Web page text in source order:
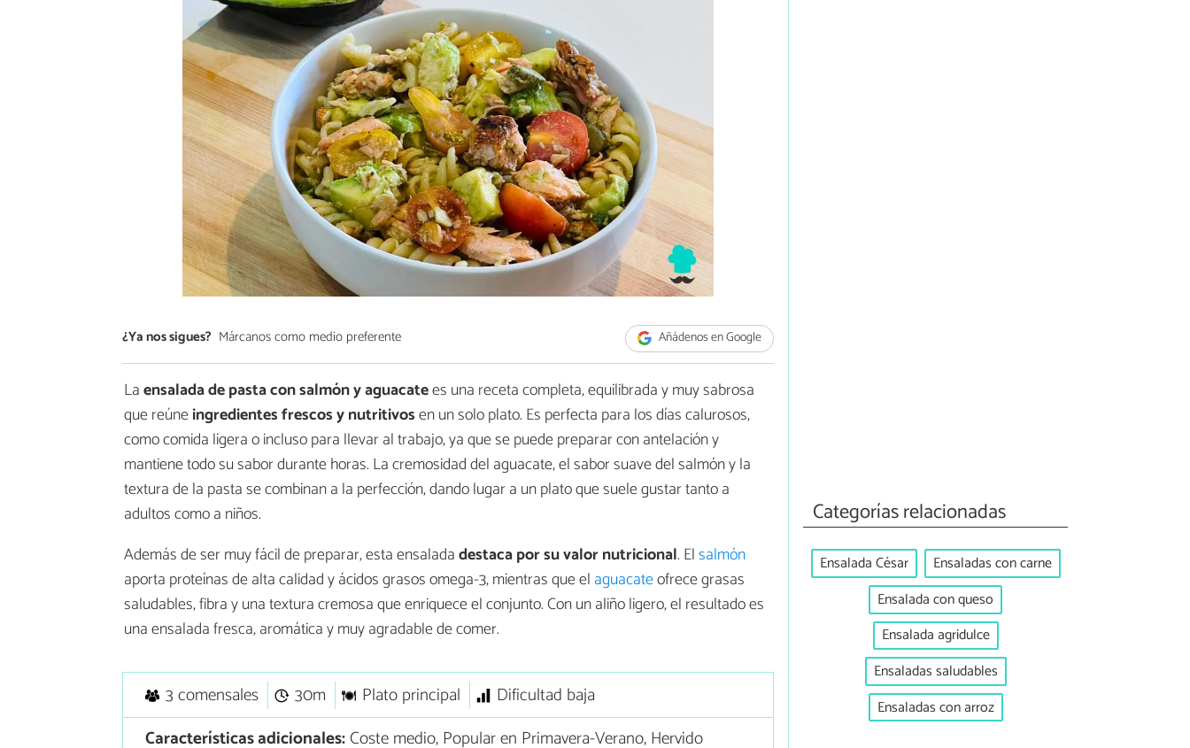
¿Ya nos sigues? Márcanos como medio preferente Añádenos en Google
Laensalada de pasta con salmón y aguacatees una receta completa, equilibrada y muy sabrosa
que reúneingredientes frescos y nutritivosen un solo plato. Es perfecta para los días calurosos,
como comida ligera o incluso para llevar al trabajo, ya que se puede preparar con antelación y
mantiene todo su sabor durante horas. La cremosidad del aguacate, el sabor suave del salmón y la
textura de la pasta se combinan a la perfección, dando lugar a un plato que suele gustar tanto a
adultos como a niños.
Además de ser muy fácil de preparar, esta ensaladadestaca por su valor nutricional. Elsalmón
aporta proteínas de alta calidad y ácidos grasos omega-3, mientras que el aguacateofrece grasas
saludables, fibra y una textura cremosa que enriquece el conjunto. Con un aliño ligero, el resultado es
una ensalada fresca, aromática y muy agradable de comer.
3 comensales 30m Plato principal
Dificultad baja
Características adicionales:Coste medio, Popular en Primavera-Verano, Hervido
Categorías relacionadas
Ensalada César
Ensaladas con carne
Ensalada con queso
Ensalada agridulce
Ensaladas saludables
Ensaladas con arroz